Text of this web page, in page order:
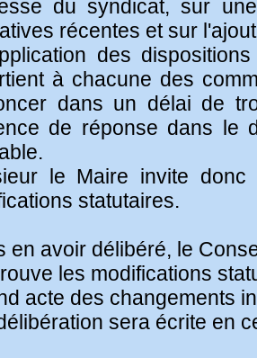
du syndicat, sur
récentes et sur
des
à chacune des
dans un délai de
de réponse dans le
le Maire invite
statutaires.
en avoir délibéré, le
les modifications
acte des changements
sera écrite en